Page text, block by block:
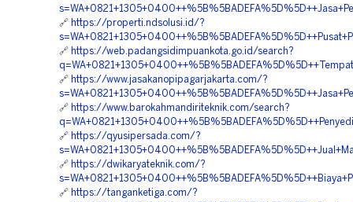
🔗 https://properti.ndsolusi.id/?
🔗 https://web.padangsidimpuankota.go.id/search?
🔗 https://www.jasakanopipagarjakarta.com/?
🔗 https://www.barokahmandiriteknik.com/search?
🔗 https://qyusipersada.com/?
🔗 https://dwikaryateknik.com/?
🔗 https://tanganketiga.com/?